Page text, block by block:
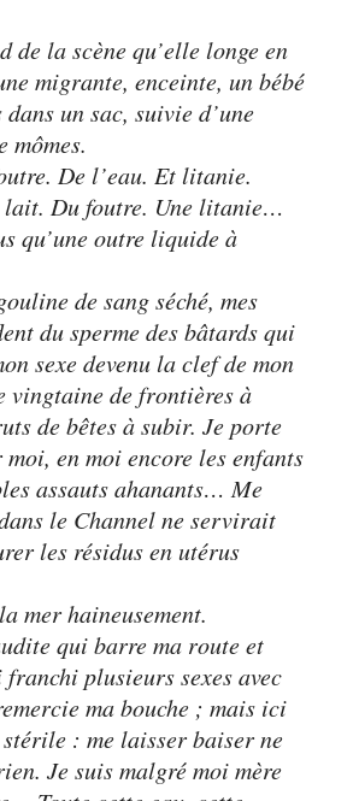
de la scène qu’elle longe en
migrante, enceinte, un bébé
un sac, suivie d’une
mômes.
De l’eau. Et litanie.
lait. Du foutre. Une litanie…
qu’une outre liquide à
de sang séché, mes
du sperme des bâtards qui
sexe devenu la clef de mon
vingtaine de frontières à
de bêtes à subir. Je porte
en moi encore les enfants
assauts ahanants… Me
le Channel ne servirait
les résidus en utérus
mer haineusement.
qui barre ma route et
franchi plusieurs sexes avec
ma bouche ; mais ici
: me laisser baiser ne
Je suis malgré moi mère